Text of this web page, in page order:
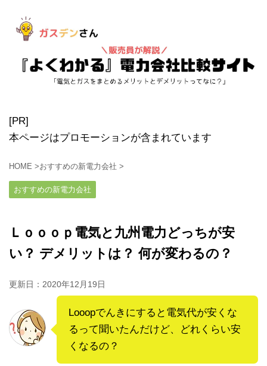
[PR]
本ページはプロモーションが含まれています
HOME >おすすめの新電力会社 >
おすすめの新電力会社
Ｌｏｏｏｐ電気と九州電力どっちが安
い？ デメリットは？ 何が変わるの？
更新日： 2020年12月19日
Looopでんきにすると電気代が安くな
るって聞いたんだけど、どれくらい安
くなるの？